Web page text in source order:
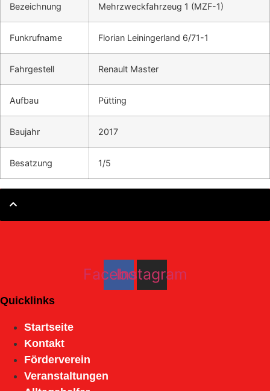
Bezeichnung Mehrzweckfahrzeug 1 (MZF-1)
Funkrufname Florian Leiningerland 6/71-1
Fahrgestell Renault Master
Aufbau Pütting
Baujahr 2017
Besatzung 1/5
Facebook
Instagram
Quicklinks
Startseite
Kontakt
Förderverein
Veranstaltungen